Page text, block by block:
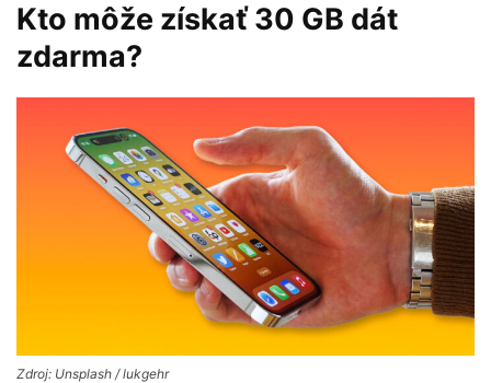
Kto môže získať 30 GB dát
zdarma?
Zdroj: Unsplash / lukgehr